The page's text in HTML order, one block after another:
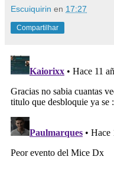
Escuiquirin en 17:27
Compartilhar